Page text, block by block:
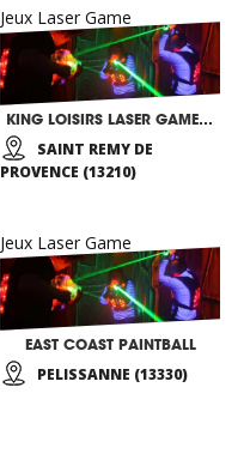
Jeux Laser Game
KING LOISIRS LASER GAME EN EXTÉRIEUR
SAINT REMY DE
PROVENCE (13210)
Jeux Laser Game
EAST COAST PAINTBALL
PELISSANNE (13330)